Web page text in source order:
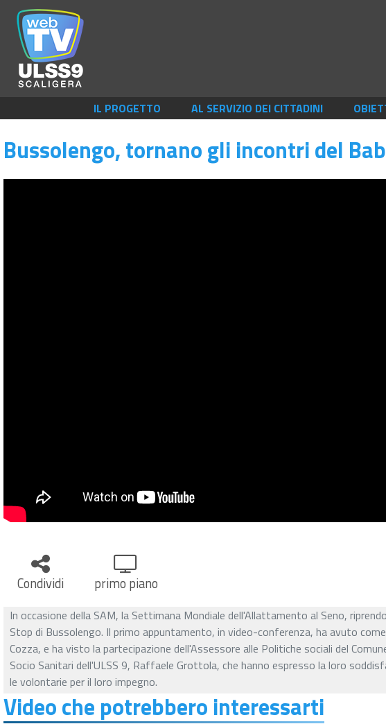
IL PROGETTO
AL SERVIZIO DEI CITTADINI
Bussolengo, tornano gli incontri del
Condividi primo piano
In occasione della SAM, la Settimana Mondiale dell'Allattamento al Seno,
Stop di Bussolengo. Il primo appuntamento, in video-conferenza, ha avuto
Cozza, e ha visto la partecipazione dell'Assessore alle Politiche sociali del
Socio Sanitari dell'ULSS 9, Raffaele Grottola, che hanno espresso la loro
le volontarie per il loro impegno.
Video che potrebbero interessarti